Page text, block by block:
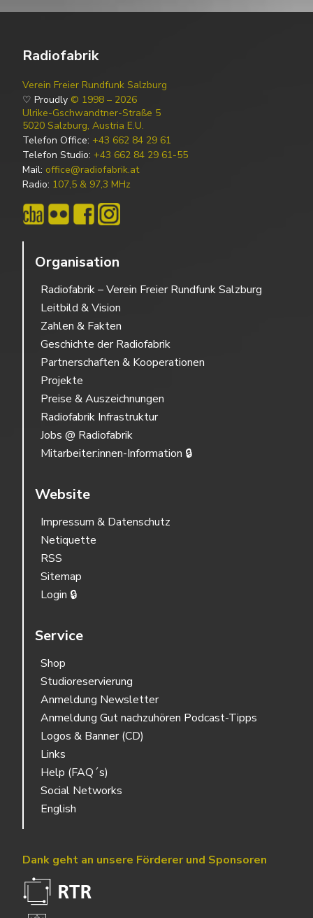
Radiofabrik
Verein Freier Rundfunk Salzburg
♡ Proudly © 1998 – 2026
Ulrike-Gschwandtner-Straße 5
5020 Salzburg, Austria E.U.
Telefon Office: +43 662 84 29 61
Telefon Studio: +43 662 84 29 61-55
Mail: office@radiofabrik.at
Radio: 107,5 & 97,3 MHz
Organisation
Radiofabrik – Verein Freier Rundfunk Salzburg
Leitbild & Vision
Zahlen & Fakten
Geschichte der Radiofabrik
Partnerschaften & Kooperationen
Projekte
Preise & Auszeichnungen
Radiofabrik Infrastruktur
Jobs @ Radiofabrik
Mitarbeiter:innen-Information 🔒
Website
Impressum & Datenschutz
Netiquette
RSS
Sitemap
Login 🔒
Service
Shop
Studioreservierung
Anmeldung Newsletter
Anmeldung Gut nachzuhören Podcast-Tipps
Logos & Banner (CD)
Links
Help (FAQ´s)
Social Networks
English
Dank geht an unsere Förderer und Sponsoren